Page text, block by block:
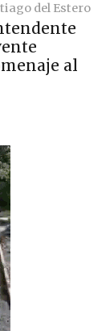
del Estero
al